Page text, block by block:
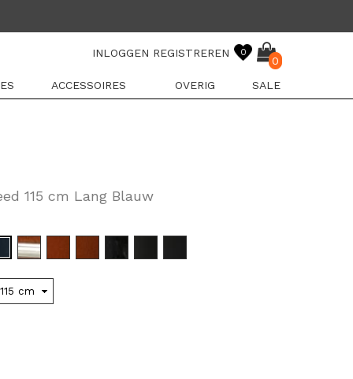
INLOGGEN REGISTREREN 0
0
ACCESSOIRES OVERIG SALE
115 cm Lang Blauw